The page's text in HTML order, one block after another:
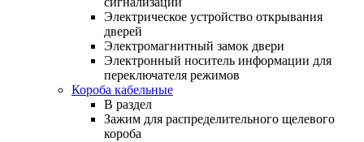
Электрическое устройство открывания
дверей
Электромагнитный замок двери
Электронный носитель информации для
переключателя режимов
Короба кабельные
В раздел
Зажим для распределительного щелевого
короба